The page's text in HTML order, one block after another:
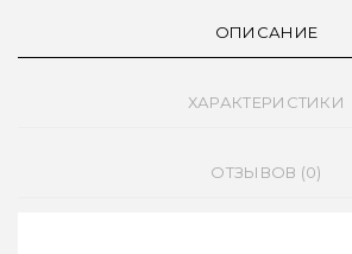
ОПИСАНИЕ
ХАРАКТЕРИСТИКИ
ОТЗЫВОВ (0)